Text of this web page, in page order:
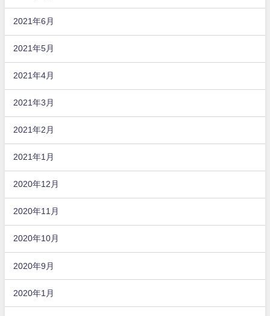
2021年6月
2021年5月
2021年4月
2021年3月
2021年2月
2021年1月
2020年12月
2020年11月
2020年10月
2020年9月
2020年1月